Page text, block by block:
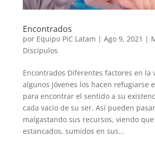
Encontrados
por Equipo PIC Latam | Ago 9, 2021 |
Discípulos
Encontrados Diferentes factores en la
algunos jóvenes los hacen refugiarse
para encontrar el sentido a su
cada vacío de su ser. Así pueden
malgastando sus recursos, viendo
estancados, sumidos en sus...